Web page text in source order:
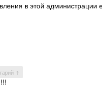
в этой администрации
↑